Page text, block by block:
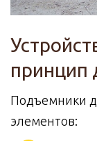
принцип
Подъемники
элементов: